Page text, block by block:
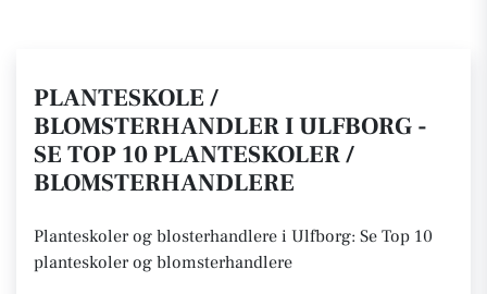
PLANTESKOLE /
BLOMSTERHANDLER I ULFBORG -
SE TOP 10 PLANTESKOLER /
BLOMSTERHANDLERE
Planteskoler og blosterhandlere i Ulfborg: Se Top 10
planteskoler og blomsterhandlere